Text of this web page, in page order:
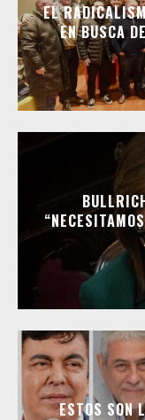
EL
EN BUSCA
ESTOS SON